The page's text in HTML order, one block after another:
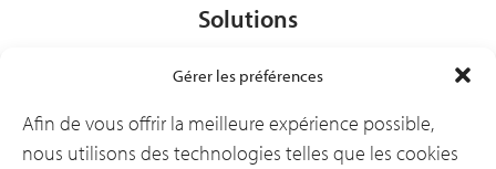
Gérer les préférences
Afin de vous offrir la meilleure expérience possible,
nous utilisons des technologies telles que les cookies
Solutions